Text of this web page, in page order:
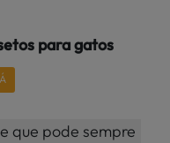
para gatos
que pode sempre